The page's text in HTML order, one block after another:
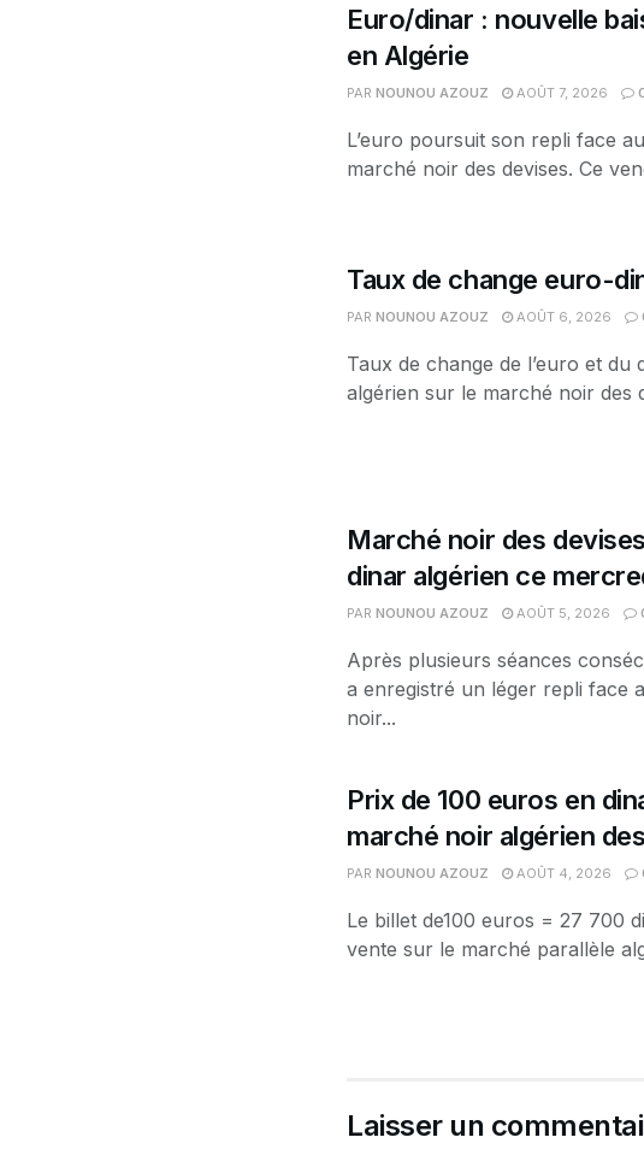
Euro/dinar : nouvelle
en Algérie
PAR NOUNOU AZOUZ AOÛT 7, 2026
L’euro poursuit son repli face
marché noir des devises. Ce
Taux de change euro-
PAR NOUNOU AZOUZ AOÛT 6, 2026
Taux de change de l’euro et
algérien sur le marché noir des
Marché noir des
dinar algérien ce
PAR NOUNOU AZOUZ AOÛT 5, 2026
Après plusieurs séances
a enregistré un léger repli face
noir...
Prix de 100 euros en
marché noir algérien
PAR NOUNOU AZOUZ AOÛT 4, 2026
Le billet de100 euros = 27 700
vente sur le marché parallèle
Laisser un